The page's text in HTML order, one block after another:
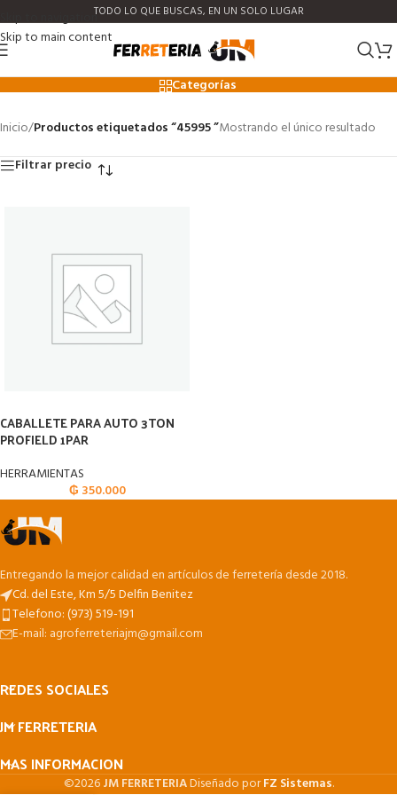
Skip to navigation
Skip to main content
TODO LO QUE BUSCAS, EN UN SOLO LUGAR
45995
Categorías
Inicio/Productos etiquetados “45995 ”Mostrando el único resultado
Filtrar precio
CABALLETE PARA AUTO 3TON
PROFIELD 1PAR
HERRAMIENTAS
₲ 350.000
Entregando la mejor calidad en artículos de ferretería desde 2018.
Cd. del Este, Km 5/5 Delfin Benitez
Telefono: (973) 519-191
E-mail: agroferreteriajm@gmail.com
REDES SOCIALES
JM FERRETERIA
MAS INFORMACION
©2026JM FERRETERIADiseñado porFZ Sistemas.